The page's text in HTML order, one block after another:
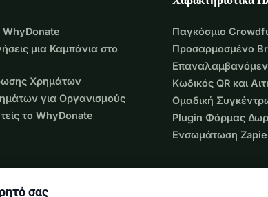
WhyDonate
μια Καμπάνια στο
Χρημάτων
για Οργανισμούς
το WhyDonate
Παγκόσμιο
Προσαρμοσμένο
Κωδικός QR και
Ομαδική
Plugin Φόρμας
Ενσωμάτωση
σας